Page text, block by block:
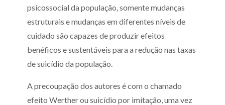
psicossocial da população, somente mudanças
estruturais e mudanças em diferentes níveis de
cuidado são capazes de produzir efeitos
benéficos e sustentáveis para a redução nas taxas
de suicídio da população.
A precoupação dos autores é com o chamado
efeito Werther ou suicídio por imitação, uma vez